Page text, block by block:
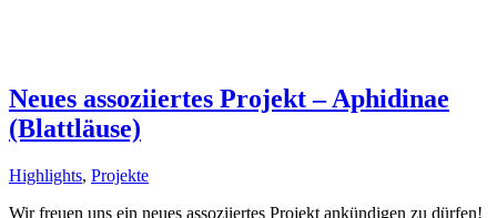
Neues assoziiertes Projekt – Aphidinae
(Blattläuse)
Highlights, Projekte
Wir freuen uns ein neues assoziiertes Projekt ankündigen zu dürfen!